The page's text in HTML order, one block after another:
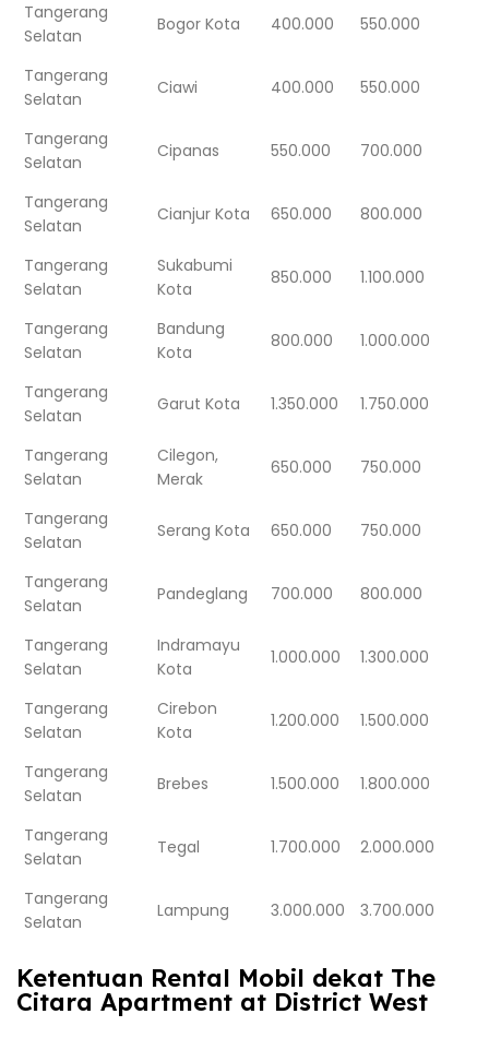
Tangerang
Selatan
Bogor Kota 400.000 550.000
Tangerang
Selatan
Ciawi 400.000 550.000
Tangerang
Selatan
Cipanas 550.000 700.000
Tangerang
Selatan
Cianjur Kota 650.000 800.000
Tangerang
Selatan
Sukabumi
Kota
850.000 1.100.000
Tangerang
Selatan
Bandung
Kota
800.000 1.000.000
Tangerang
Selatan
Garut Kota 1.350.000 1.750.000
Tangerang
Selatan
Cilegon,
Merak
650.000 750.000
Tangerang
Selatan
Serang Kota 650.000 750.000
Tangerang
Selatan
Pandeglang 700.000 800.000
Tangerang
Selatan
Indramayu
Kota
1.000.000 1.300.000
Tangerang
Selatan
Cirebon
Kota
1.200.000 1.500.000
Tangerang
Selatan
Brebes 1.500.000 1.800.000
Tangerang
Selatan
Tegal 1.700.000 2.000.000
Tangerang
Selatan
Lampung 3.000.000 3.700.000
Ketentuan Rental Mobil dekat The
Citara Apartment at District West